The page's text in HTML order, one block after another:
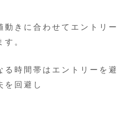
動きに合わせてエントリー
。
る時間帯はエントリーを避
を回避し